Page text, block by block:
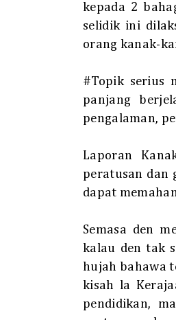
kepada 2
selidik ini
orang kanak-
#Topik serius
panjang
pengalaman,
Laporan
peratusan dan
dapat
Semasa den
kalau den tak
hujah bahawa
kisah la
pendidikan,